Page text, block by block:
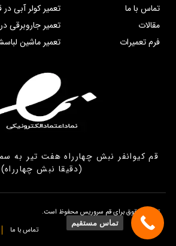
تماس با ما
مقالات
فرم تعمیرات
تعمیر کولر آبی در
تعمیر جاروبرقی
تعمیر ماشین
قم کیوانفر نبش چهارراه هفت تیر به
(دقیقا نبش چهارراه)
تمامی حقوق برای قم سروریس محفوظ است.
تماس با ما
تماس مستقیم